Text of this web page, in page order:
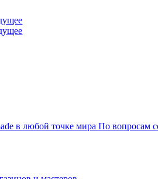
в любой точке мира По вопросам